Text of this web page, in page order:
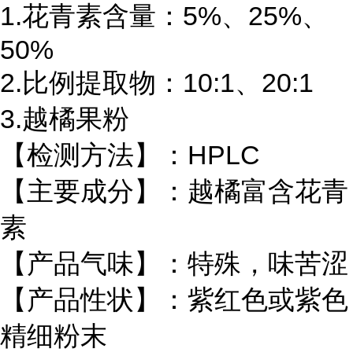
1.花青素含量：5%、25%、
50%
2.比例提取物：10:1、20:1
3.越橘果粉
【检测方法】：HPLC
【主要成分】：越橘富含花青
素
【产品气味】：特殊，味苦涩
【产品性状】：紫红色或紫色
精细粉末